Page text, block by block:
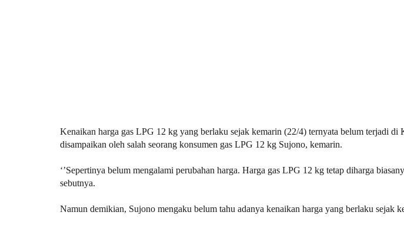
Kenaikan harga gas LPG 12 kg yang berlaku sejak kemarin (22/4) ternyata belum terjadi
disampaikan oleh salah seorang konsumen gas LPG 12 kg Sujono, kemarin.
‘’Sepertinya belum mengalami perubahan harga. Harga gas LPG 12 kg tetap diharga
sebutnya.
Namun demikian, Sujono mengaku belum tahu adanya kenaikan harga yang berlaku sejak